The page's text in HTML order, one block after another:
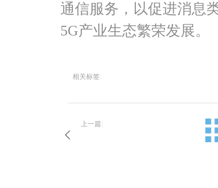
通信服务，以促进消息
5G产业生态繁荣发展。
相关标签:
上一篇: